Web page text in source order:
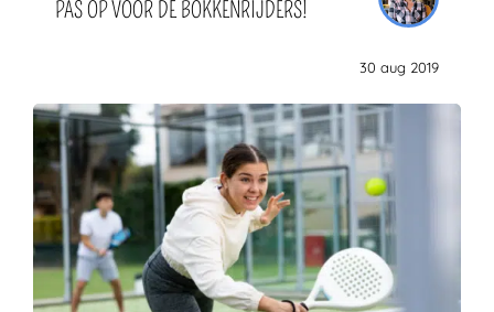
PAS OP VOOR DE BOKKENRIJDERS!
30 aug 2019